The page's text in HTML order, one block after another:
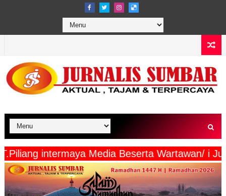
PT.Piliang intermaya Media Beserta